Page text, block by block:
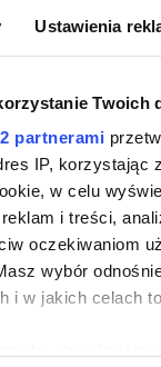
Ustawienia
Twoich
partnerami
IP, korzystając
w celu
i treści,
oczekiwaniom
wybór
i w jakich celach
hybrydowa
| Kod produktu: JN1123
duża ilość
na